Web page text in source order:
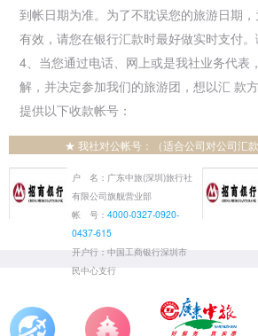
到帐日期为准。为了不耽误您的旅游日期
有效，请您在银行汇款时最好做实时支付。
4、当您通过电话、网上或是我社业务代表
解，并决定参加我们的旅游团，想以汇 款
提供以下收款帐号：
★ 我社对公帐号：（适合公司对公司汇款
户 名：广东中旅(深圳)旅行社
有限公司旗舰营业部
帐 号： 4000-0327-0920-
0437-615
开户行：中国工商银行深圳市
民中心支行